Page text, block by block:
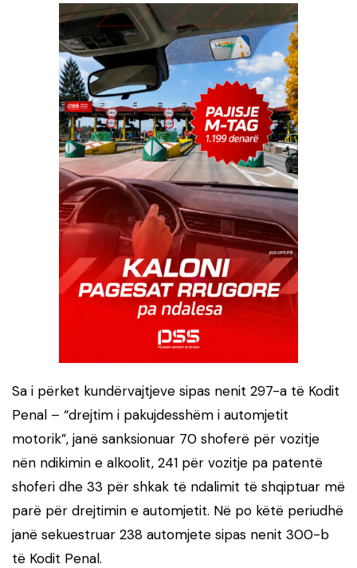
Sa i përket kundërvajtjeve sipas nenit 297-a të Kodit
Penal – “drejtim i pakujdesshëm i automjetit
motorik”, janë sanksionuar 70 shoferë për vozitje
nën ndikimin e alkoolit, 241 për vozitje pa patentë
shoferi dhe 33 për shkak të ndalimit të shqiptuar më
parë për drejtimin e automjetit. Në po këtë periudhë
janë sekuestruar 238 automjete sipas nenit 300-b
të Kodit Penal.